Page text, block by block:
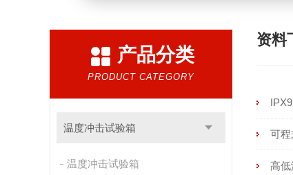
产品分类
PRODUCT CATEGORY
温度冲击试验箱
温度冲击试验箱
资料
可
高